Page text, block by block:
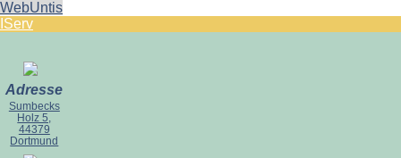
WebUntis
IServ
Adresse
Sumbecks
Holz 5,
44379
Dortmund